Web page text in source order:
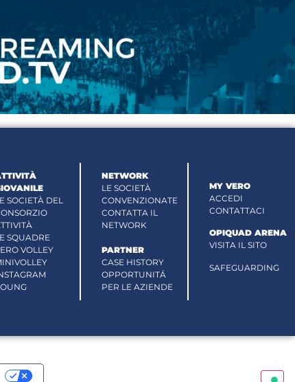
SOCIETÀ DEL
SQUADRE
VOLLEY
NETWORK
LE SOCIETÀ
CONVENZIONATE
CONTATTA IL
NETWORK
PARTNER
CASE HISTORY
OPPORTUNITÁ
PER LE AZIENDE
MY VERO
ACCEDI
CONTATTACI
OPIQUAD ARENA
VISITA IL SITO
SAFEGUARDING